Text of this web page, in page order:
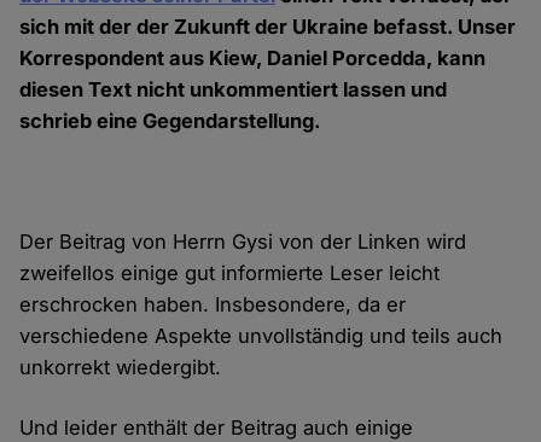
sich mit der der Zukunft der Ukraine befasst. Unser
Korrespondent aus Kiew, Daniel Porcedda, kann
diesen Text nicht unkommentiert lassen und
schrieb eine Gegendarstellung.
Der Beitrag von Herrn Gysi von der Linken wird
zweifellos einige gut informierte Leser leicht
erschrocken haben. Insbesondere, da er
verschiedene Aspekte unvollständig und teils auch
unkorrekt wiedergibt.
Und leider enthält der Beitrag auch einige